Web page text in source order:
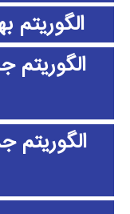
الگوریتم